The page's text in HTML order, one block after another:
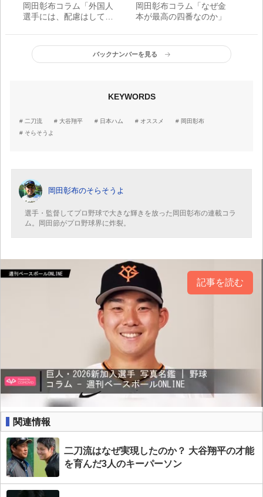
岡田彰布コラム「外国人
選手には、配慮はしても
岡田彰布コラム「なぜ金
本が最高の四番なのか」
バックナンバーを見る
KEYWORDS
二刀流 大谷翔平 日本ハム オススメ
岡田彰布
そらそうよ
岡田彰布のそらそうよ
選手・監督してプロ野球で大きな輝きを放った岡田彰布の連載コラ
ム。岡田節がプロ野球界に炸裂。
記事を読む
関連情報
二刀流はなぜ実現したのか？ 大谷翔平の才能
を育んだ3人のキーパーソン